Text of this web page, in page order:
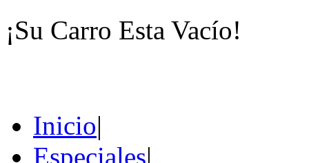
¡Su Carro Esta Vacío!
Inicio|
Especiales|